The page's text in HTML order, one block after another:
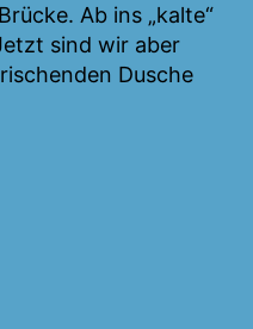
Ab ins „kalte“
sind wir aber
Dusche